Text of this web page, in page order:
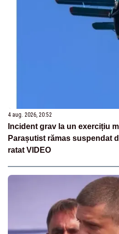
4 aug. 2026, 20:52
Incident grav la un exercițiu
Parașutist rămas suspendat
ratat VIDEO